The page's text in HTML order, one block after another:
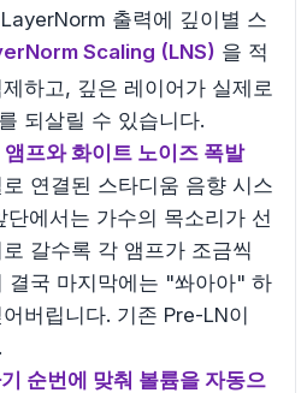
LayerNorm 출력에 깊이별 스
Scaling (LNS) 을 적
하고, 깊은 레이어가 실제로
되살릴 수 있습니다.
프와 화이트 노이즈 폭발
연결된 스타디움 음향 시스
에서는 가수의 목소리가 선
갈수록 각 앰프가 조금씩
결국 마지막에는 "쏴아아" 하
버립니다. 기존 Pre-LN이
순번에 맞춰 볼륨을 자동으